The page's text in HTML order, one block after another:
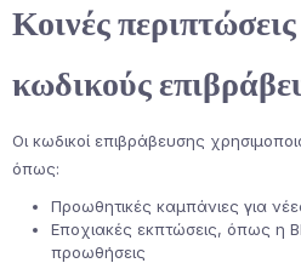
Κοινές
κωδικούς
Οι κωδικοί επιβράβευσης
όπως:
Προωθητικές καμπάνιες για
Εποχιακές εκπτώσεις, όπως η
προωθήσεις